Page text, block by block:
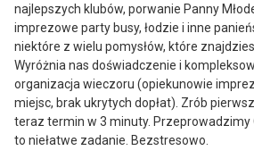
najlepszych klubów, porwanie Panny
imprezowe party busy, łodzie i inne
niektóre z wielu pomysłów, które
Wyróżnia nas doświadczenie i
organizacja wieczoru (opiekunowie
miejsc, brak ukrytych dopłat). Zrób
teraz termin w 3 minuty. Przeprowadzimy
to niełatwe zadanie. Bezstresowo.